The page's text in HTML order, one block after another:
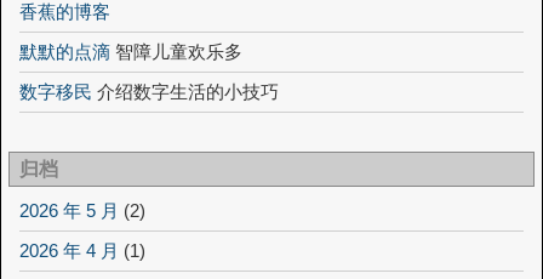
香蕉的博客
默默的点滴 智障儿童欢乐多
数字移民 介绍数字生活的小技巧
归档
2026 年 5 月 (2)
2026 年 4 月 (1)